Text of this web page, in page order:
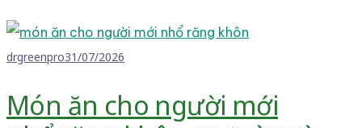
drgreenpro31/07/2026
Món ăn cho người mới